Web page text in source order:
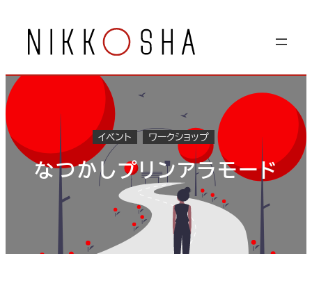
キ
ッ
プ
イベント ワークショップ
なつかしプリンアラモード